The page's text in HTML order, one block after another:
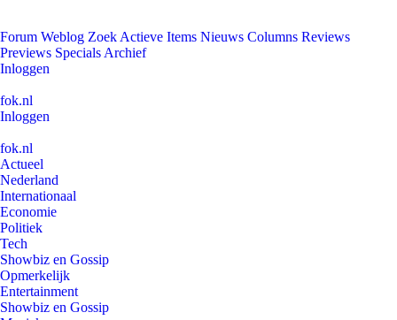
Forum Weblog Zoek Actieve Items Nieuws Columns Reviews
Previews Specials Archief
Inloggen
fok.nl
Inloggen
fok.nl
Actueel
Nederland
Internationaal
Economie
Politiek
Tech
Showbiz en Gossip
Opmerkelijk
Entertainment
Showbiz en Gossip